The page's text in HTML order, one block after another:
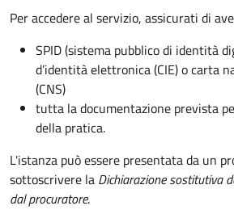
Per accedere al servizio, assicurati di
SPID (sistema pubblico di identità
d’identità elettronica (CIE) o carta
(CNS)
tutta la documentazione prevista
della pratica.
L'istanza può essere presentata da un
sottoscrivere la Dichiarazione sostitutiva
dal procuratore.